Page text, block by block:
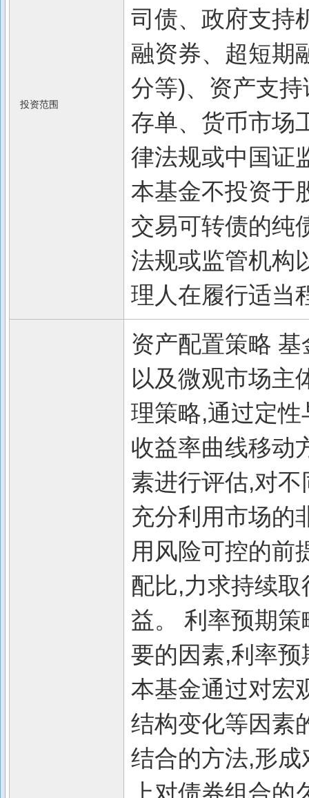
投资范围
司债、政府支持
融资券、超短期
分等)、资产支
存单、货币市场
律法规或中国证
本基金不投资于
交易可转债的纯
法规或监管机构
理人在履行适当
资产配置策略
以及微观市场主
理策略,通过定
收益率曲线移动
素进行评估,对
充分利用市场的
用风险可控的前
配比,力求持续
益。 利率预期
要的因素,利率
本基金通过对宏
结构变化等因素
结合的方法,形
上对债券组合